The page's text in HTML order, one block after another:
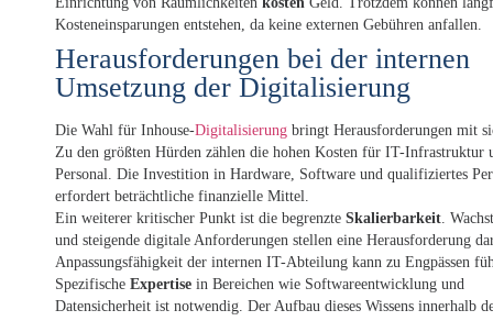
Kosteneinsparungen entstehen, da keine externen Gebühren anfallen.
Herausforderungen bei der internen
Umsetzung der Digitalisierung
Die Wahl für Inhouse-Digitalisierung bringt Herausforderungen mit
Zu den größten Hürden zählen die hohen Kosten für IT-Infrastruktur
Personal. Die Investition in Hardware, Software und qualifiziertes
erfordert beträchtliche finanzielle Mittel.
Ein weiterer kritischer Punkt ist die begrenzte Skalierbarkeit.
und steigende digitale Anforderungen stellen eine Herausforderung
Anpassungsfähigkeit der internen IT-Abteilung kann zu Engpässen
Spezifische Expertise in Bereichen wie Softwareentwicklung und
Datensicherheit ist notwendig. Der Aufbau dieses Wissens innerhalb